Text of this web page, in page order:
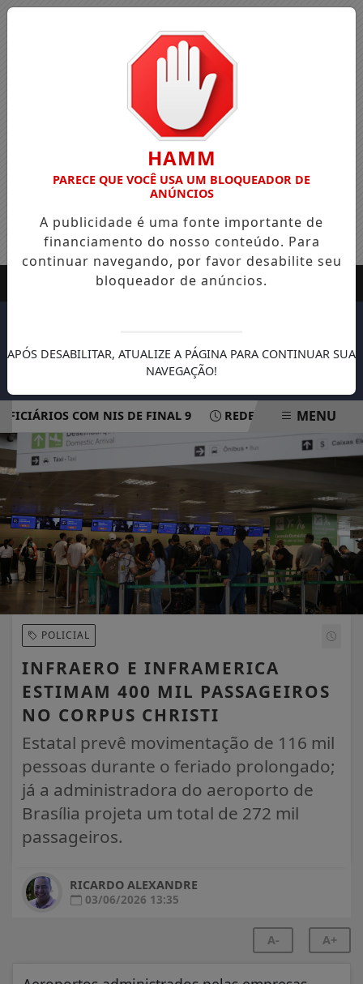
COM NIS DE FINAL 9 REDE ELÉTRICA MAIS
EM ALTA
MENU
POLICIAL
INFRAERO E INFRAMERICA
ESTIMAM 400 MIL PASSAGEIROS
NO CORPUS CHRISTI
Estatal prevê movimentação de 116 mil
pessoas durante o feriado prolongado;
já a administradora do aeroporto de
Brasília projeta um total de 272 mil
passageiros.
RICARDO ALEXANDRE
03/06/2026 13:35
A- A+
HAMM
PARECE QUE VOCÊ USA UM BLOQUEADOR DE
ANÚNCIOS
A publicidade é uma fonte importante de
financiamento do nosso conteúdo. Para
continuar navegando, por favor desabilite seu
bloqueador de anúncios.
APÓS DESABILITAR, ATUALIZE A PÁGINA PARA CONTINUAR SUA
NAVEGAÇÃO!